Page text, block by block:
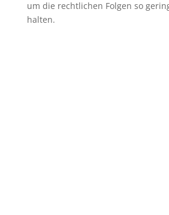
um die rechtlichen Folgen so
halten.